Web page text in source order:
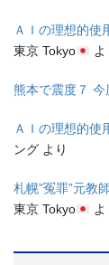
ＡＩの理想的使
東京 Tokyo
よ
熊本で震度７
ＡＩの理想的使
ング より
札幌”冤罪”元教
東京 Tokyo
よ